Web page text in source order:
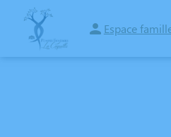
contenu
Espace
NOS SERVICES NOTRE AGENCE